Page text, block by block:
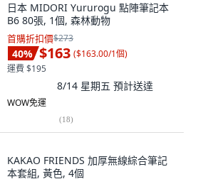
日本 MIDORI Yururogu 點陣筆記本
B6 80張, 1個, 森林動物
首購折扣價$273
40% $163 ($163.00/1個)
運費 $195
8/14 星期五 預計送達
WOW免運
(18)
KAKAO FRIENDS 加厚無線綜合筆記
本套組, 黃色, 4個